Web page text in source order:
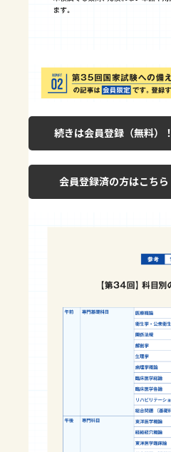
続きは会員登録（無料）！
会員登録済の方はこちら